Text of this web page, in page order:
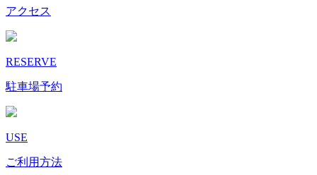
アクセス
RESERVE
駐車場予約
USE
ご利用方法